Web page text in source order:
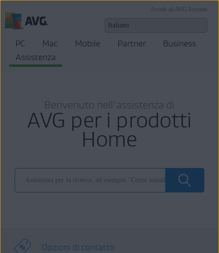
Accedi ad AVG Account
PC Mac Mobile Partner
Business
Assistenza
Benvenuto nell'assistenza di
AVG per i prodotti
Home
Opzioni di contatto